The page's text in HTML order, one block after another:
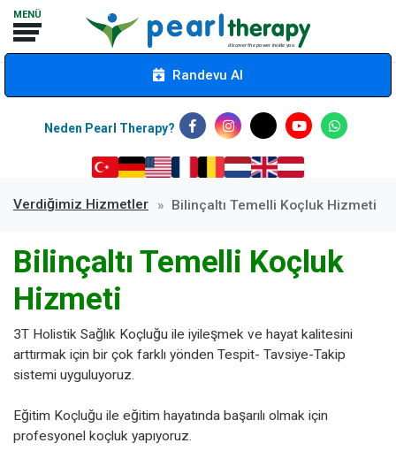
Randevu Al
Neden Pearl Therapy?
Verdiğimiz Hizmetler Bilinçaltı Temelli Koçluk Hizmeti
Bilinçaltı Temelli Koçluk
Hizmeti
3T Holistik Sağlık Koçluğu ile iyileşmek ve hayat kalitesini
arttırmak için bir çok farklı yönden Tespit- Tavsiye-Takip
sistemi uyguluyoruz.
Eğitim Koçluğu ile eğitim hayatında başarılı olmak için
profesyonel koçluk yapıyoruz.